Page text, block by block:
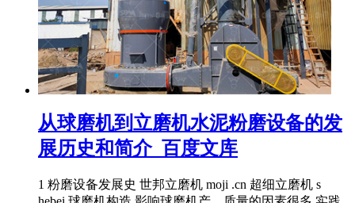
从球磨机到立磨机水泥粉磨设备的发
展历史和简介_百度文库
1 粉磨设备发展史 世邦立磨机 moji .cn 超细立磨机 s